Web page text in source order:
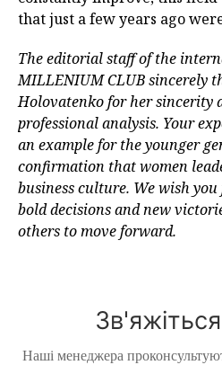
that just a few years ago
The editorial staff of the
MILLENIUM CLUB sincerely
Holovatenko for her sincerity
professional analysis. Your
an example for the younger
confirmation that women
business culture. We wish
bold decisions and new
others to move forward.
Наші менеджера